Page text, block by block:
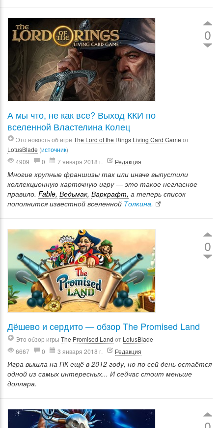
0
А мы что, не как все? Выход ККИ по
вселенной Властелина Колец
Это новость об игре The Lord of the Rings Living Card Game от
LotusBlade (источник)
4909
0 7 января 2018 г. Редакция
Многие крупные франшизы так или иначе выпустили
коллекционную карточную игру — это такое негласное
правило. Fable, Ведьмак, Варкрафт, а теперь список
пополнится известной вселенной Толкина.
0
Дёшево и сердито — обзор The Promised Land
Это обзор игры The Promised Land от LotusBlade
6667
0 3 января 2018 г. Редакция
Игра вышла на ПК ещё в 2012 году, но по сей день остаётся
одной из самых интересных... И сейчас стоит меньше
доллара.